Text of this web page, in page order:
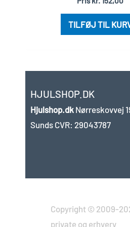
TILFØJ TIL
HJULSHOP.DK
Hjulshop.dk Nørreskovvej
Sunds CVR: 29043787
Copyright © 2009-
private og erhverv